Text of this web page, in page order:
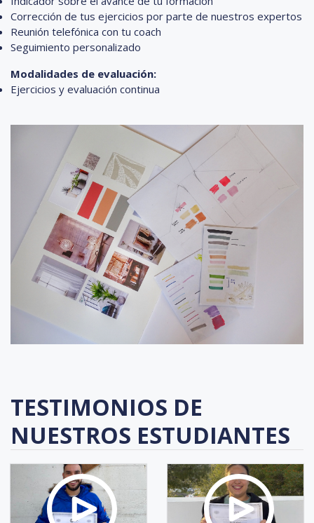
Corrección de tus ejercicios por parte de nuestros expertos
Reunión telefónica con tu coach
Seguimiento personalizado
Modalidades de evaluación:
Ejercicios y evaluación continua
TESTIMONIOS DE
NUESTROS ESTUDIANTES